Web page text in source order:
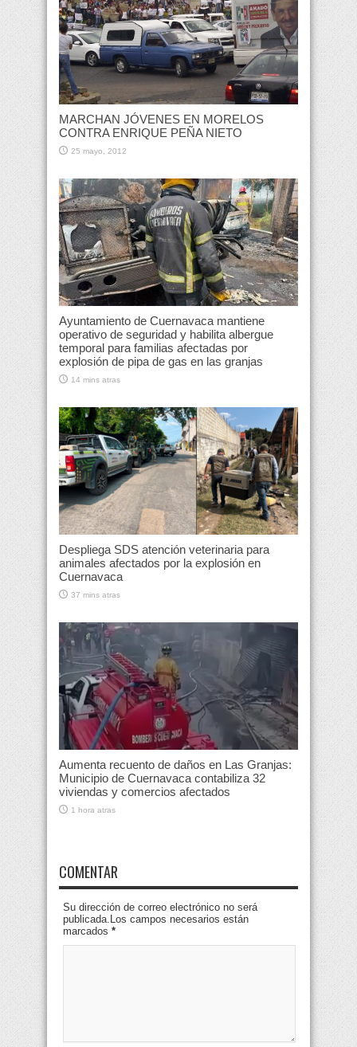
MARCHAN JÓVENES EN MORELOS
CONTRA ENRIQUE PEÑA NIETO
25 mayo, 2012
Ayuntamiento de Cuernavaca mantiene
operativo de seguridad y habilita albergue
temporal para familias afectadas por
explosión de pipa de gas en las granjas
14 mins atras
Despliega SDS atención veterinaria para
animales afectados por la explosión en
Cuernavaca
37 mins atras
Aumenta recuento de daños en Las Granjas:
Municipio de Cuernavaca contabiliza 32
viviendas y comercios afectados
1 hora atras
COMENTAR
Su dirección de correo electrónico no será
publicada.Los campos necesarios están
marcados *